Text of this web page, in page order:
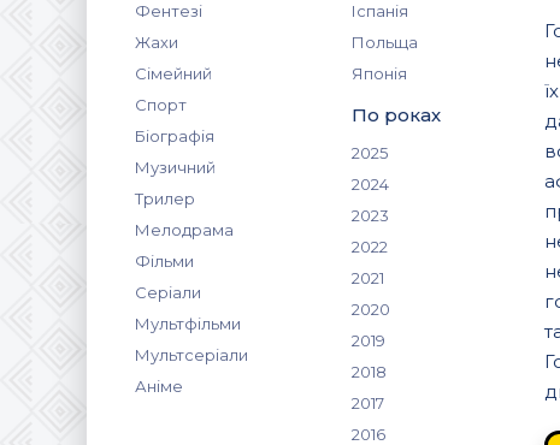
Фентезі
Жахи
Сімейний
Спорт
Біографія
Музичний
Трилер
Мелодрама
Фільми
Серіали
Мультфільми
Мультсеріали
Аніме
Іспанія
Польща
Японія
По роках
2025
2024
2023
2022
2021
2020
2019
2018
2017
2016